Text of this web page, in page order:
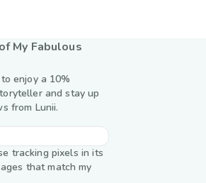
My Fabulous
enjoy a 10%
and stay up
from Lunii.
tracking pixels in its
that match my